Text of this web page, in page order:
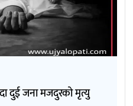
दुई जना मजदुरको मृत्यु